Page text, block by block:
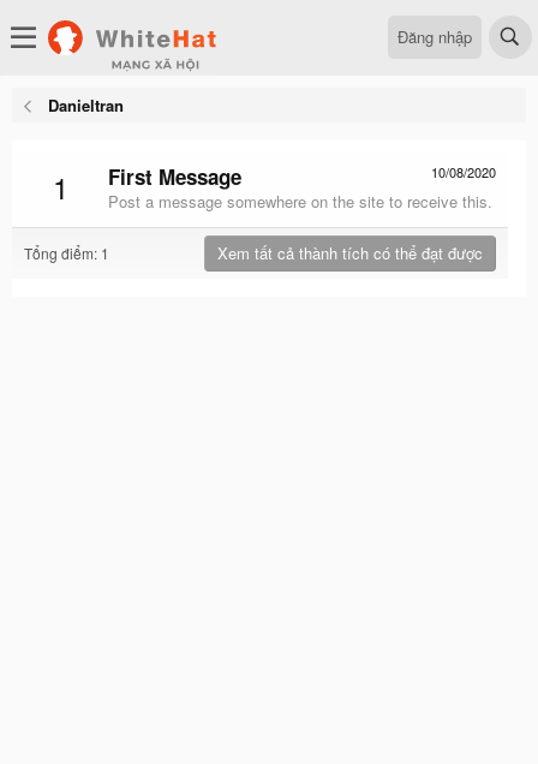
Đăng nhập
Danieltran
1 10/08/2020
First Message
Post a message somewhere on the site to receive this.
Tổng điểm: 1 Xem tất cả thành tích có thể đạt được